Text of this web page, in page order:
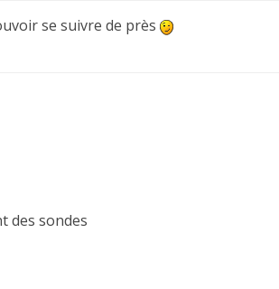
se suivre de près
des sondes